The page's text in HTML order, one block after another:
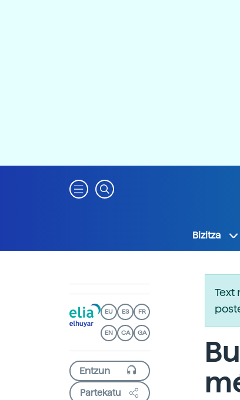
Bizitza
EU ES FR
EN CA GA
Partekatu
Text